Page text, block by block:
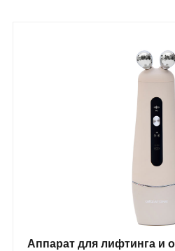
Аппарат для лифтинга и